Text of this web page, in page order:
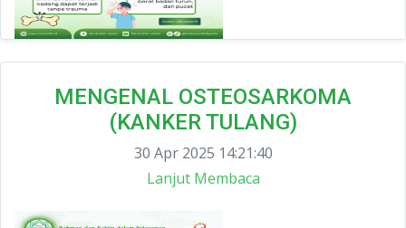
MENGENAL OSTEOSARKOMA
(KANKER TULANG)
30 Apr 2025 14:21:40
Lanjut Membaca